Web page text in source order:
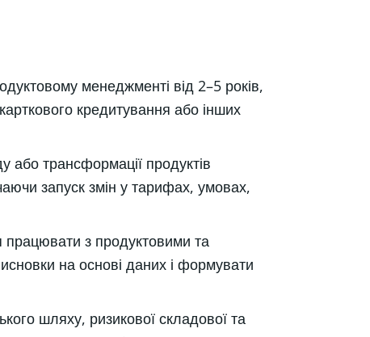
менеджменті від 2–5 років,
кредитування або інших
або трансформації продуктів
запуск змін у тарифах, умовах,
працювати з продуктовими та
на основі даних і формувати
шляху, ризикової складової та